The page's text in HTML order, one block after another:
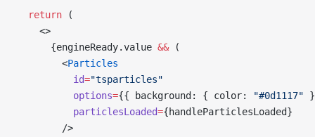
  return
(
    <>
      {engineReady.value
&& (
        <
Particles
          id
="tsparticles"
          options
={{ background: { color: "#0d1117"
          particlesLoaded
={handleParticlesLoaded}
        />